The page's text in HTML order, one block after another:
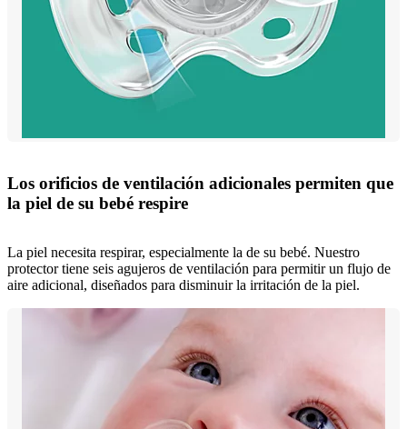
Los orificios de ventilación adicionales permiten que
la piel de su bebé respire
La piel necesita respirar, especialmente la de su bebé. Nuestro
protector tiene seis agujeros de ventilación para permitir un flujo de
aire adicional, diseñados para disminuir la irritación de la piel.